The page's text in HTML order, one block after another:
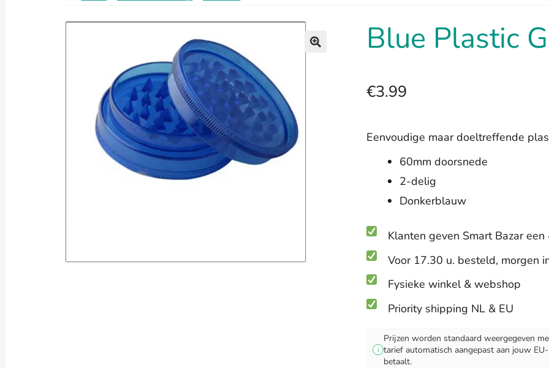
Blue Plastic
€3.99
Eenvoudige maar doeltreffende
60mm doorsnede
2-delig
Donkerblauw
Klanten geven Smart Bazar een
Voor 17.30 u. besteld, morgen
Fysieke winkel & webshop
Priority shipping NL & EU
i
Prijzen worden standaard weergegeven
tarief automatisch aangepast aan jouw
betaalt.